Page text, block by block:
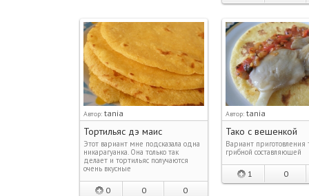
Автор: tania
Тортильяс дэ маис
Этот вариант мне подсказала одна
никарагуанка. Она только так
делает и тортильяс получаются
очень вкусные
0 0 0
Автор: tania
Тако с вешенкой
Вариант приготовления
грибной составляющей
1 0